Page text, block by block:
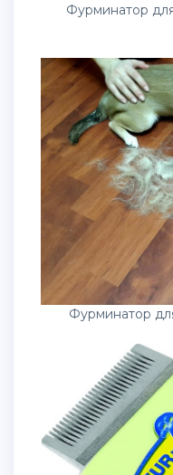
Фурминатор
Фурминатор